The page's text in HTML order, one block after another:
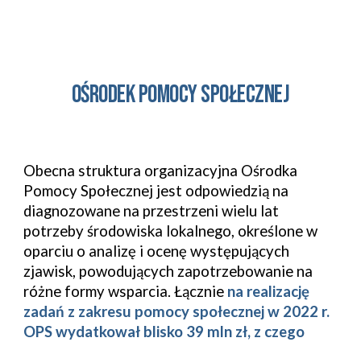
oŚRODEK POMOCY SPOŁECZNEJ
Obecna struktura organizacyjna Ośrodka
Pomocy Społecznej jest odpowiedzią na
diagnozowane na przestrzeni wielu lat
potrzeby środowiska lokalnego, określone w
oparciu o analizę i ocenę występujących
zjawisk, powodujących zapotrzebowanie na
różne formy wsparcia. Łącznie na realizację
zadań z zakresu pomocy społecznej w 2022 r.
OPS wydatkował blisko 39 mln zł, z czego